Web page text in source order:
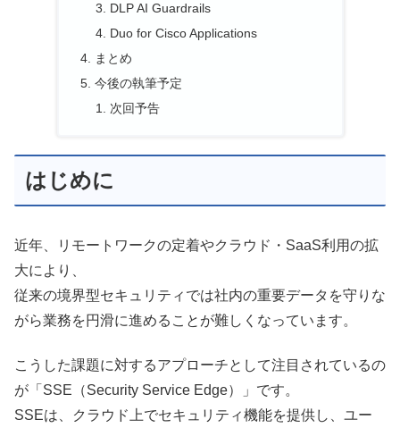
DLP AI Guardrails
Duo for Cisco Applications
まとめ
今後の執筆予定
次回予告
はじめに
近年、リモートワークの定着やクラウド・SaaS利用の拡
大により、
従来の境界型セキュリティでは社内の重要データを守りな
がら業務を円滑に進めることが難しくなっています。
こうした課題に対するアプローチとして注目されているの
が「SSE（Security Service Edge）」です。
SSEは、クラウド上でセキュリティ機能を提供し、ユー